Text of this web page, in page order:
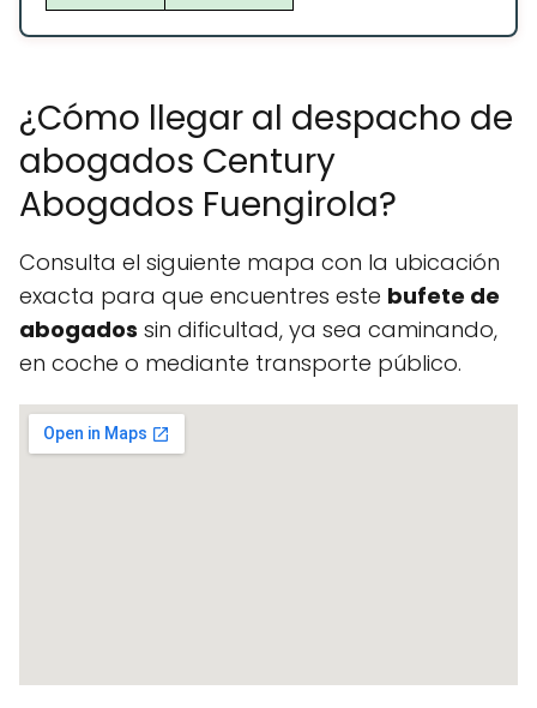
¿Cómo llegar al despacho de
abogados Century
Abogados Fuengirola?
Consulta el siguiente mapa con la ubicación
exacta para que encuentres este bufete de
abogados sin dificultad, ya sea caminando,
en coche o mediante transporte público.